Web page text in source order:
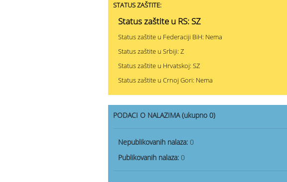
STATUS ZAŠTITE:
Status zaštite u RS: SZ
Status zaštite u Federaciji BiH: Nema
Status zaštite u Srbiji: Z
Status zaštite u Hrvatskoj: SZ
Status zaštite u Crnoj Gori: Nema
PODACI O NALAZIMA (ukupno 0)
Nepublikovanih nalaza: 0
Publikovanih nalaza: 0